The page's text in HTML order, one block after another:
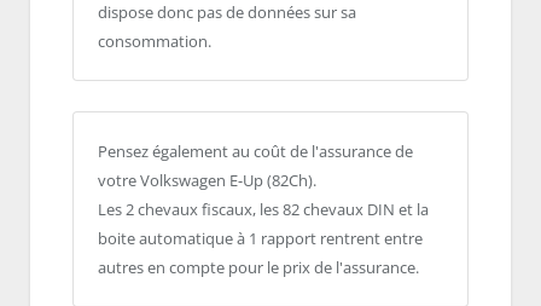
dispose donc pas de données sur sa
consommation.
Pensez également au coût de l'assurance de
votre Volkswagen E-Up (82Ch).
Les 2 chevaux fiscaux, les 82 chevaux DIN et la
boite automatique à 1 rapport rentrent entre
autres en compte pour le prix de l'assurance.